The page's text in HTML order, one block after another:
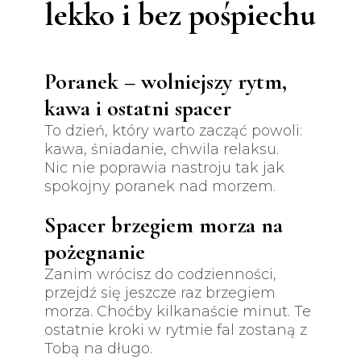
lekko i bez pośpiechu
Poranek – wolniejszy rytm,
kawa i ostatni spacer
To dzień, który warto zacząć powoli:
kawa, śniadanie, chwila relaksu.
Nic nie poprawia nastroju tak jak
spokojny poranek nad morzem.
Spacer brzegiem morza na
pożegnanie
Zanim wrócisz do codzienności,
przejdź się jeszcze raz brzegiem
morza. Choćby kilkanaście minut. Te
ostatnie kroki w rytmie fal zostaną z
Tobą na długo.